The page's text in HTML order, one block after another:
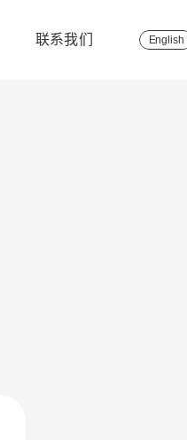
联系我们 English